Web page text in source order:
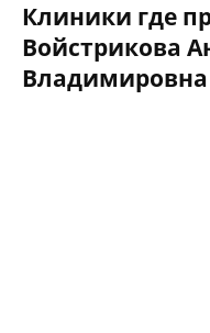
Клиники где
Войстрикова
Владимировна